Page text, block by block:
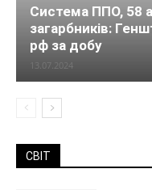
Система ППО, 58
загарбників:
рф за добу
13.07.2024
СВІТ